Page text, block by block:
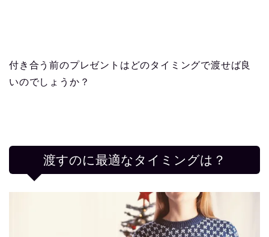
付き合う前のプレゼントはどのタイミングで渡せば良
いのでしょうか？
渡すのに最適なタイミングは？